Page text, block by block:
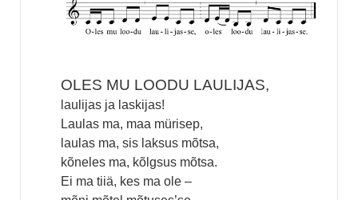
OLES MU LOODU LAULIJAS,
laulijas ja laskijas!
Laulas ma, maa mürisep,
laulas ma, sis laksus mõtsa,
kõneles ma, kõlgsus mõtsa.
Ei ma tiiä, kes ma ole –